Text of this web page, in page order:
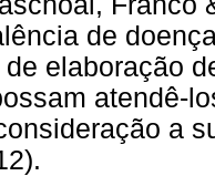
de
elaboração
atendê-
a